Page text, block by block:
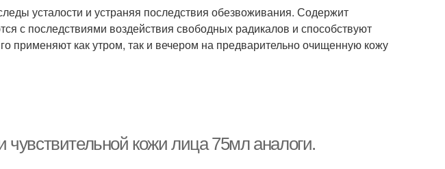
усталости и устраняя последствия обезвоживания. Содержит
с последствиями воздействия свободных радикалов и способствуют
применяют как утром, так и вечером на предварительно очищенную кожу
чувствительной кожи лица 75мл аналоги.